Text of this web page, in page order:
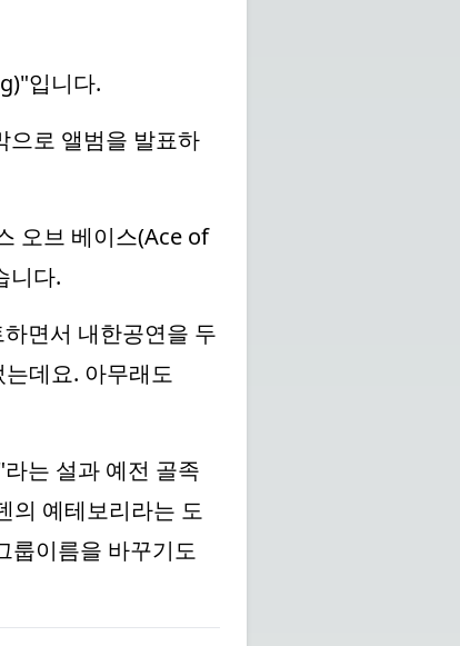
입니다.
으로 앨범을 발표하
오브 베이스(Ace of
니다.
면서 내한공연을 두
데요. 아무래도
는 설과 예전 골족
의 예테보리라는 도
룹이름을 바꾸기도